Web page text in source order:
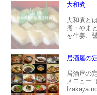
大和煮
大和煮と
煮・やま
を生姜、
居酒屋の
居酒屋の
メニュー
Izakaya no